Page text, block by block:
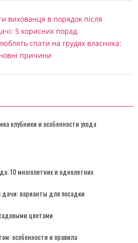
вихованця в порядок після
5 корисних порад
спати на грудях власника:
причини
клубники и особенности ухода
10 многолетних и однолетних
варианты для посадки
цветами
особенности и правила